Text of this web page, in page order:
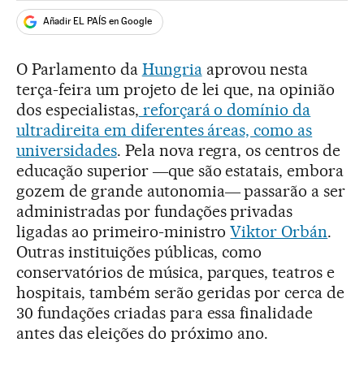
Añadir EL PAÍS en Google
O Parlamento da Hungriaaprovou nesta
terça-feira um projeto de lei que, na opinião
dos especialistas, reforçará o domínio da
ultradireita em diferentes áreas, como as
universidades. Pela nova regra, os centros de
educação superior ―que são estatais, embora
gozem de grande autonomia― passarão a ser
administradas por fundações privadas
ligadas ao primeiro-ministroViktor Orbán.
Outras instituições públicas, como
conservatórios de música, parques, teatros e
hospitais, também serão geridas por cerca de
30 fundações criadas para essa finalidade
antes das eleições do próximo ano.